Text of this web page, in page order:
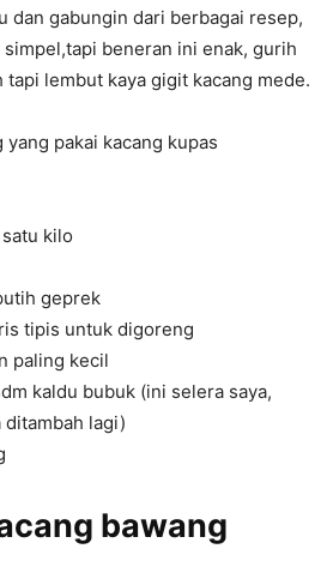
dan gabungin dari berbagai resep,
simpel,tapi beneran ini enak, gurih
tapi lembut kaya gigit kacang mede.
yang pakai kacang kupas
kilo
geprek
tipis untuk digoreng
paling kecil
kaldu bubuk (ini selera saya,
ditambah lagi)
bawang